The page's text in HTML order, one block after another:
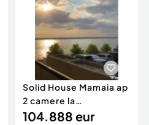
Solid House Mamaia ap
2 camere la
cheie,langa Mega
104.888 eur